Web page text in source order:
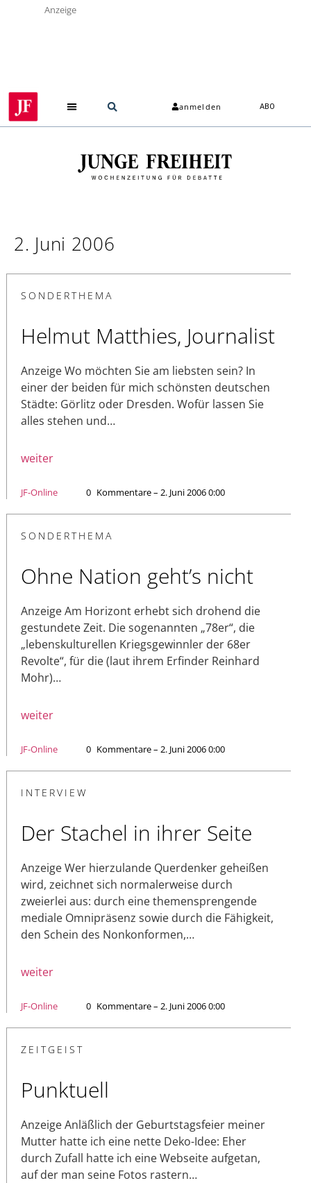
Anzeige
anmelden ABO
2. Juni 2006
SONDERTHEMA
Helmut Matthies, Journalist
Anzeige Wo möchten Sie am liebsten sein? In
einer der beiden für mich schönsten deutschen
Städte: Görlitz oder Dresden. Wofür lassen Sie
alles stehen und…
weiter
JF-Online 0 Kommentare – 2. Juni 2006 0:00
SONDERTHEMA
Ohne Nation geht’s nicht
Anzeige Am Horizont erhebt sich drohend die
gestundete Zeit. Die sogenannten „78er“, die
„lebenskulturellen Kriegsgewinnler der 68er
Revolte“, für die (laut ihrem Erfinder Reinhard
Mohr)…
weiter
JF-Online 0 Kommentare – 2. Juni 2006 0:00
INTERVIEW
Der Stachel in ihrer Seite
Anzeige Wer hierzulande Querdenker geheißen
wird, zeichnet sich normalerweise durch
zweierlei aus: durch eine themensprengende
mediale Omnipräsenz sowie durch die Fähigkeit,
den Schein des Nonkonformen,…
weiter
JF-Online 0 Kommentare – 2. Juni 2006 0:00
ZEITGEIST
Punktuell
Anzeige Anläßlich der Geburtstagsfeier meiner
Mutter hatte ich eine nette Deko-Idee: Eher
durch Zufall hatte ich eine Webseite aufgetan,
auf der man seine Fotos rastern…